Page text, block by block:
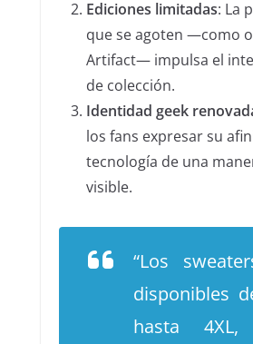
Ediciones limitadas: La
que se agoten —como
Artifact— impulsa el
de colección.
Identidad geek
los fans expresar su
tecnología de una
visible.
“Los
disponibles
hasta